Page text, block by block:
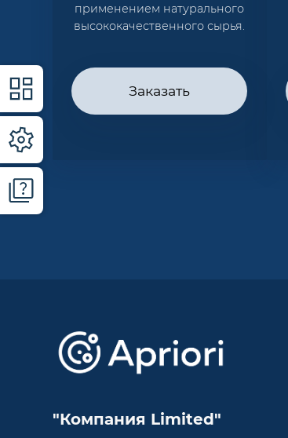
применением натурального
высококачественного сырья.
Заказать
"Компания Limited"